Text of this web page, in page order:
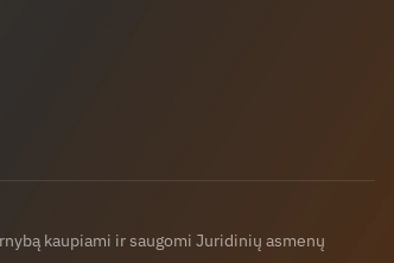
kaupiami ir saugomi Juridinių asmenų